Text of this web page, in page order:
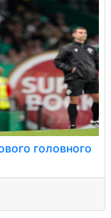
головного